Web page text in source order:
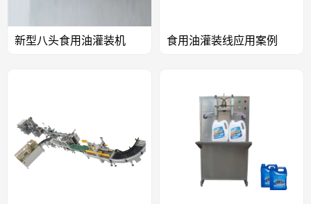
新型八头食用油灌装机 食用油灌装线应用案例